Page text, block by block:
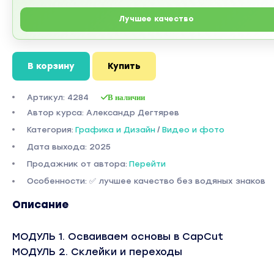
Лучшее качество
В корзину Купить
Артикул: 4284 В наличии
Автор курса: Александр Дегтярев
Категория: Графика и Дизайн / Видео и фото
Дата выхода: 2025
Продажник от автора: Перейти
Особенности: ✅ лучшее качество без водяных знаков
Описание
МОДУЛЬ 1. Осваиваем основы в CapCut
МОДУЛЬ 2. Склейки и переходы